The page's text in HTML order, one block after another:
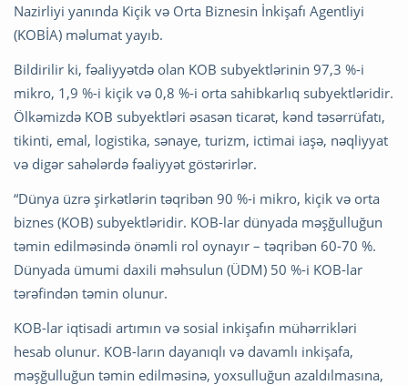
Nazirliyi yanında Kiçik və Orta Biznesin İnkişafı Agentliyi
(KOBİA) məlumat yayıb.
Bildirilir ki, fəaliyyətdə olan KOB subyektlərinin 97,3 %-i
mikro, 1,9 %-i kiçik və 0,8 %-i orta sahibkarlıq subyektləridir.
Ölkəmizdə KOB subyektləri əsasən ticarət, kənd təsərrüfatı,
tikinti, emal, logistika, sənaye, turizm, ictimai iaşə, nəqliyyat
və digər sahələrdə fəaliyyət göstərirlər.
“Dünya üzrə şirkətlərin təqribən 90 %-i mikro, kiçik və orta
biznes (KOB) subyektləridir. KOB-lar dünyada məşğulluğun
təmin edilməsində önəmli rol oynayır – təqribən 60-70 %.
Dünyada ümumi daxili məhsulun (ÜDM) 50 %-i KOB-lar
tərəfindən təmin olunur.
KOB-lar iqtisadi artımın və sosial inkişafın mühərrikləri
hesab olunur. KOB-ların dayanıqlı və davamlı inkişafa,
məşğulluğun təmin edilməsinə, yoxsulluğun azaldılmasına,